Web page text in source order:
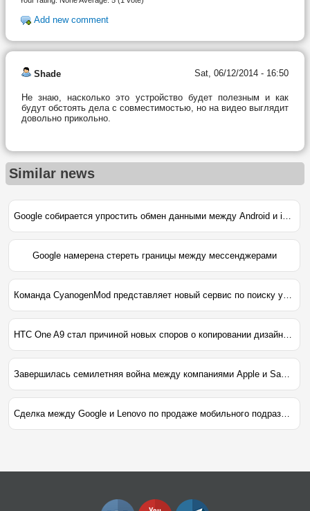
Add new comment
Shade Sat, 06/12/2014 - 16:50
Не знаю, насколько это устройство будет полезным и как
будут обстоять дела с совместимостью, но на видео выглядит
довольно прикольно.
Similar news
Google намерена стереть границы между мессенджерами
Команда CyanogenMod представляет новый сервис по поиску устройств
HTC One A9 стал причиной новых споров о копировании дизайна между производителями
Завершилась семилетняя война между компаниями Apple и Samsung
Сделка между Google и Lenovo по продаже мобильного подразделения Motorola официально завершена